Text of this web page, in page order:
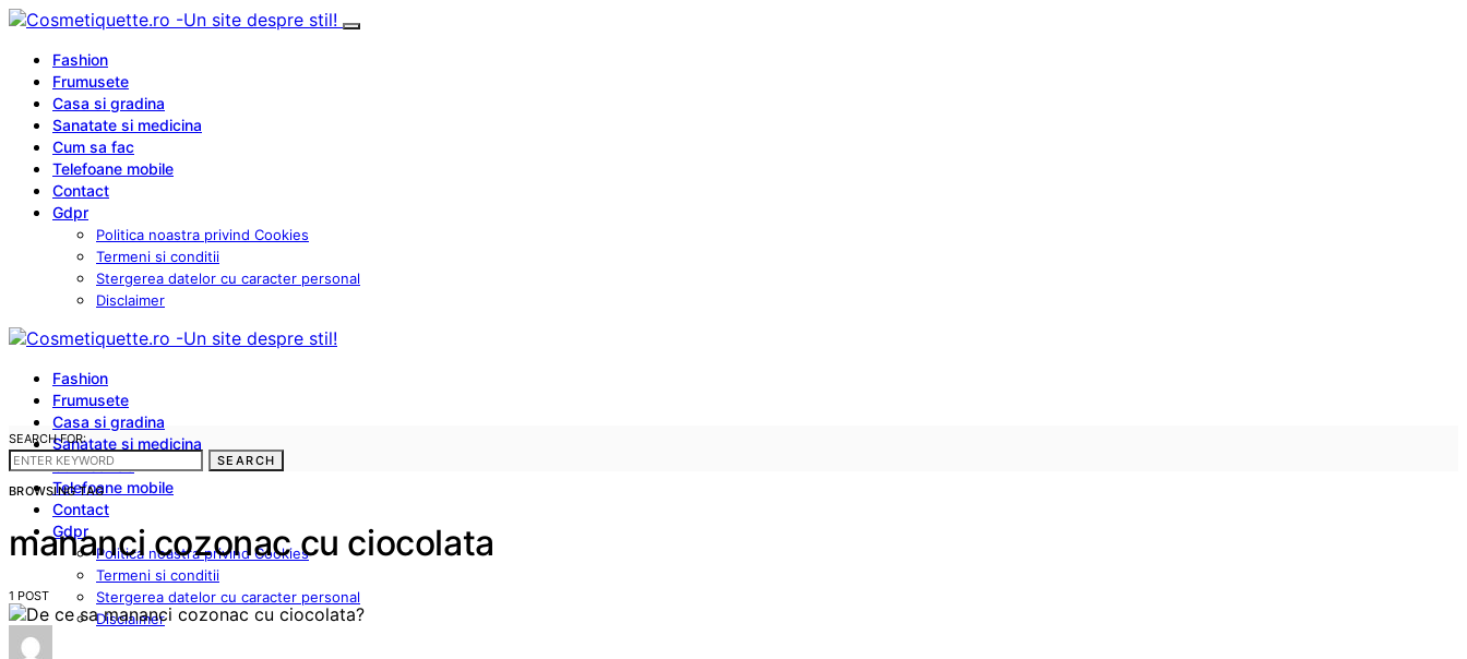
Fashion
Frumusete
Casa si gradina
Sanatate si medicina
Cum sa fac
Telefoane mobile
Contact
Gdpr
Politica noastra privind Cookies
Termeni si conditii
Stergerea datelor cu caracter personal
Disclaimer
Fashion
Frumusete
Casa si gradina
Sanatate si medicina
Cum sa fac
Telefoane mobile
Contact
Gdpr
Politica noastra privind Cookies
Termeni si conditii
Stergerea datelor cu caracter personal
Disclaimer
SEARCH FOR:
SEARCH
BROWSING TAG
mananci cozonac cu ciocolata
1 POST